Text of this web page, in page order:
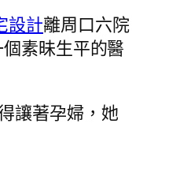
設計離周口六院
素昧生平的醫
讓著孕婦，她